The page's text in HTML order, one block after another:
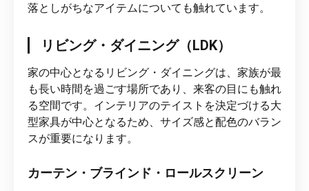
落としがちなアイテムについても触れています。
リビング・ダイニング（LDK）
家の中心となるリビング・ダイニングは、家族が最
も長い時間を過ごす場所であり、来客の目にも触れ
る空間です。インテリアのテイストを決定づける大
型家具が中心となるため、サイズ感と配色のバラン
スが重要になります。
カーテン・ブラインド・ロールスクリーン